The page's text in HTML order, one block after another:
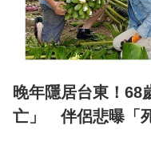
晚年隱居台東！68
亡」 伴侶悲曝「